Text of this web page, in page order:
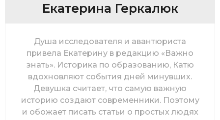
Екатерина Геркалюк
Душа исследователя и авантюриста
привела Екатерину в редакцию «Важно
знать». Историка по образованию, Катю
вдохновляют события дней минувших.
Девушка считает, что самую важную
историю создают современники. Поэтому
и обожает писать статьи о простых людях